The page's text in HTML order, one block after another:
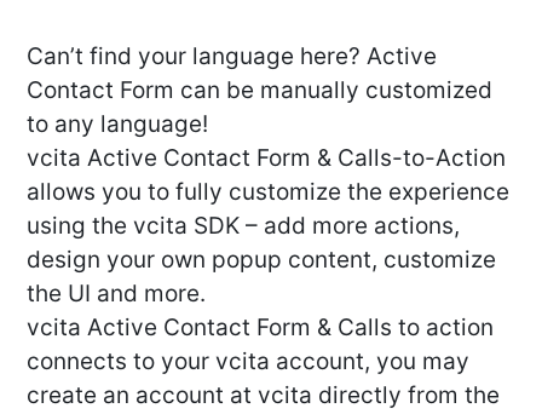
Can’t find your language here? Active
Contact Form can be manually customized
to any language!
vcita Active Contact Form & Calls-to-Action
allows you to fully customize the experience
using the vcita SDK – add more actions,
design your own popup content, customize
the UI and more.
vcita Active Contact Form & Calls to action
connects to your vcita account, you may
create an account at vcita directly from the